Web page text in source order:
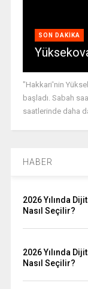
SON DAKIKA
"Hakkari'nin
başladı. Sabah
saatlerinde daha
HABER
2026 Yılında
Nasıl Seçilir?
2026 Yılında
Nasıl Seçilir?